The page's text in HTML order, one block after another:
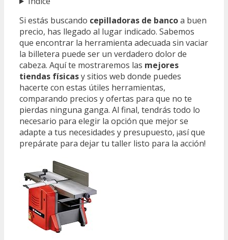
Si estás buscando cepilladoras de bancoa buen
precio, has llegado al lugar indicado. Sabemos
que encontrar la herramienta adecuada sin vaciar
la billetera puede ser un verdadero dolor de
cabeza. Aquí te mostraremos las mejores
tiendas físicasy sitios web donde puedes
hacerte con estas útiles herramientas,
comparando precios y ofertas para que no te
pierdas ninguna ganga. Al final, tendrás todo lo
necesario para elegir la opción que mejor se
adapte a tus necesidades y presupuesto, ¡así que
prepárate para dejar tu taller listo para la acción!